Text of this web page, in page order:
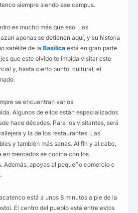
siempre siendo ese campus.
es mucho más que eso. Los
apenas se detienen aquí, y su historia
satélite de la Basílica está en gran parte
que este olvido te impida visitar este
y, hasta cierto punto, cultural, el
se encuentran varios
Algunos de ellos están especializados
hace décadas. Para los visitantes, será
y la de los restaurantes. Las
y también más sanas. Al fin y al cabo,
en mercados se cocina con los
Además, apoyas al pequeño comercio e
está a unos 8 minutos a pie de la
El centro del pueblo está entre estos